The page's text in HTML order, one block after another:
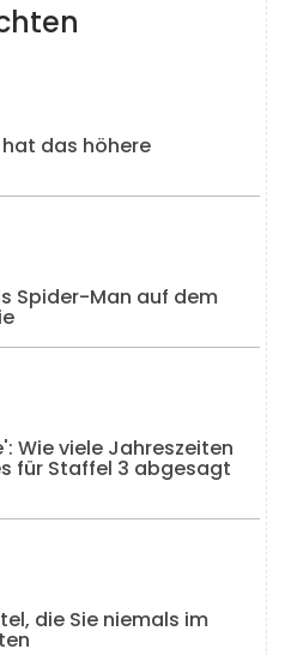
hat das höhere
Spider-Man auf dem
Wie viele Jahreszeiten
für Staffel 3 abgesagt
die Sie niemals im